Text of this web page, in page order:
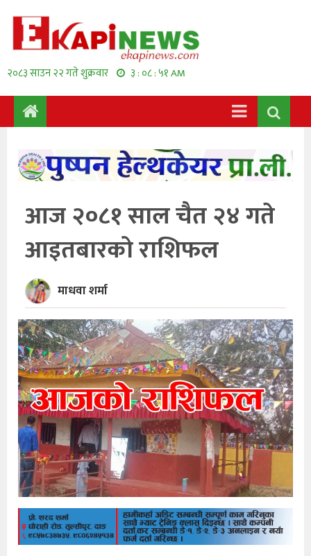
२०८३ साउन २२ गते शुक्रवार ३ : ०८ : ५१ AM
आज २०८१ साल चैत २४ गते
आइतबारको राशिफल
माधवा शर्मा